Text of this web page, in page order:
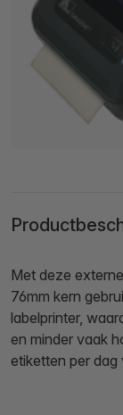
Met deze
76mm kern
labelprinter,
en minder vaak
etiketten per dag